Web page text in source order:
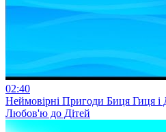
02:40
Неймовірні Пригоди Биця Гиця і
Любов'ю до Дітей